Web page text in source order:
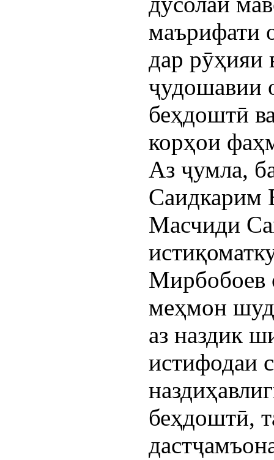
маърифати
дар рӯҳияи
ҷудошавии
беҳдоштӣ
корҳои
Аз ҷумла,
Саидкарим
Масчиди
Мирбобоев
меҳмон
аз наздик
истифодаи
беҳдоштӣ,